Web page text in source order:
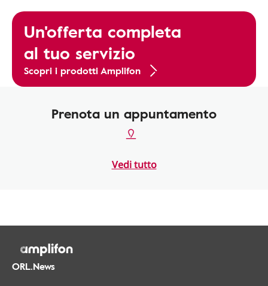
Un'offerta completa
al tuo servizio
Scopri i prodotti Amplifon
Prenota un appuntamento
Vedi tutto
ORL.News